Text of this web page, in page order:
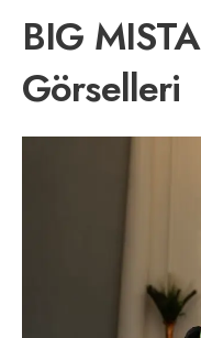
BIG
Görselleri